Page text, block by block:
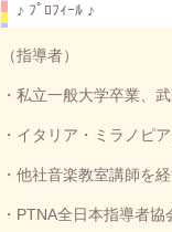
♪ ﾌﾟﾛﾌｨｰﾙ ♪
（指導者）
・私立一般大学卒業、
・イタリア・ミラノピ
・他社音楽教室講師を
・PTNA全日本指導者協